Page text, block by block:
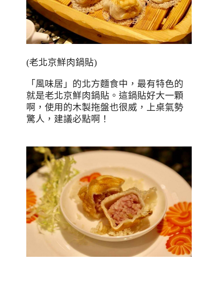
(老北京鮮肉鍋貼)
「風味居」的北方麵食中，最有特色的
就是老北京鮮肉鍋貼。這鍋貼好大一顆
啊，使用的木製拖盤也很威，上桌氣勢
驚人，建議必點啊！